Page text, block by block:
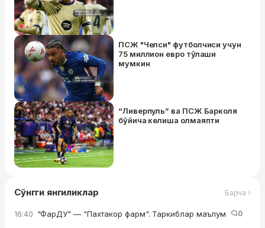
ПСЖ "Челси" футболчиси учун
75 миллион евро тўлаши
мумкин
“Ливерпуль” ва ПСЖ Барколя
бўйича келиша олмаяпти
Сўнгги янгиликлар Барча ›
16:40 "ФарДУ" — "Пахтакор фарм". Таркиблар маълум 0